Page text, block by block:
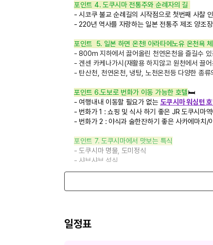
포인트 4. 도쿠시마 전통주와 순례자의 길
- 시코쿠 불교 순례길의 시작점으로 첫번째 사찰 인
- 220년 역사를 자랑하는 일본 전통주 제조 양조
포인트 5. 일본 하면 온천! 아라타에노유 온천욕
- 800m 지하에서 끓어올린 천연온천을 즐길수
- 겐센 카케나가시(재활용 하지않고 원천에서 끌
- 탄산천, 천연온천, 냉탕, 노천온천등 다양한 종류
포인트 6.도보로 번화가 이동 가능한 호텔🛏️
- 여행내내 이동할 필요가 없는 도쿠시마 워싱턴
- 번화가 1 : 쇼핑 및 식사 하기 좋은 JR 도쿠시마
- 번화가 2 : 야식과 술한잔하기 좋은 사카에마치/
포인트 7. 도쿠시마에서 맛보는 특식
- 도쿠시마 명물, 도미정식
- 샤브샤브 석식
- 호텔 조식 3회 제공
포함사항
3.일정표 상 표기된 식사 및 관광지 입장료
일정표